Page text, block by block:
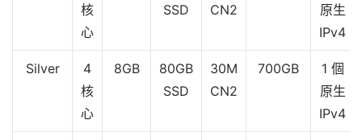
核
心
SSD
CN2
原生
IPv4
Silver
4
核
心
8GB
80GB
SSD
30M
CN2
700GB
1 個
原生
IPv4